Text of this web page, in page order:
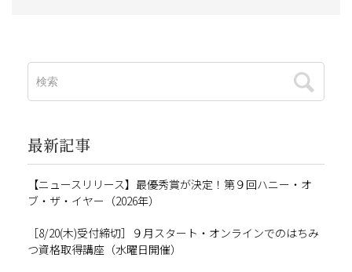
最新記事
【ニュースリリース】最優秀賞が決定！第９回ハニー・オ
ブ・ザ・イヤー（2026年）
［8/20(木)受付締切］９月スタート・オンラインでのはちみ
つ資格取得講座（水曜日開催）